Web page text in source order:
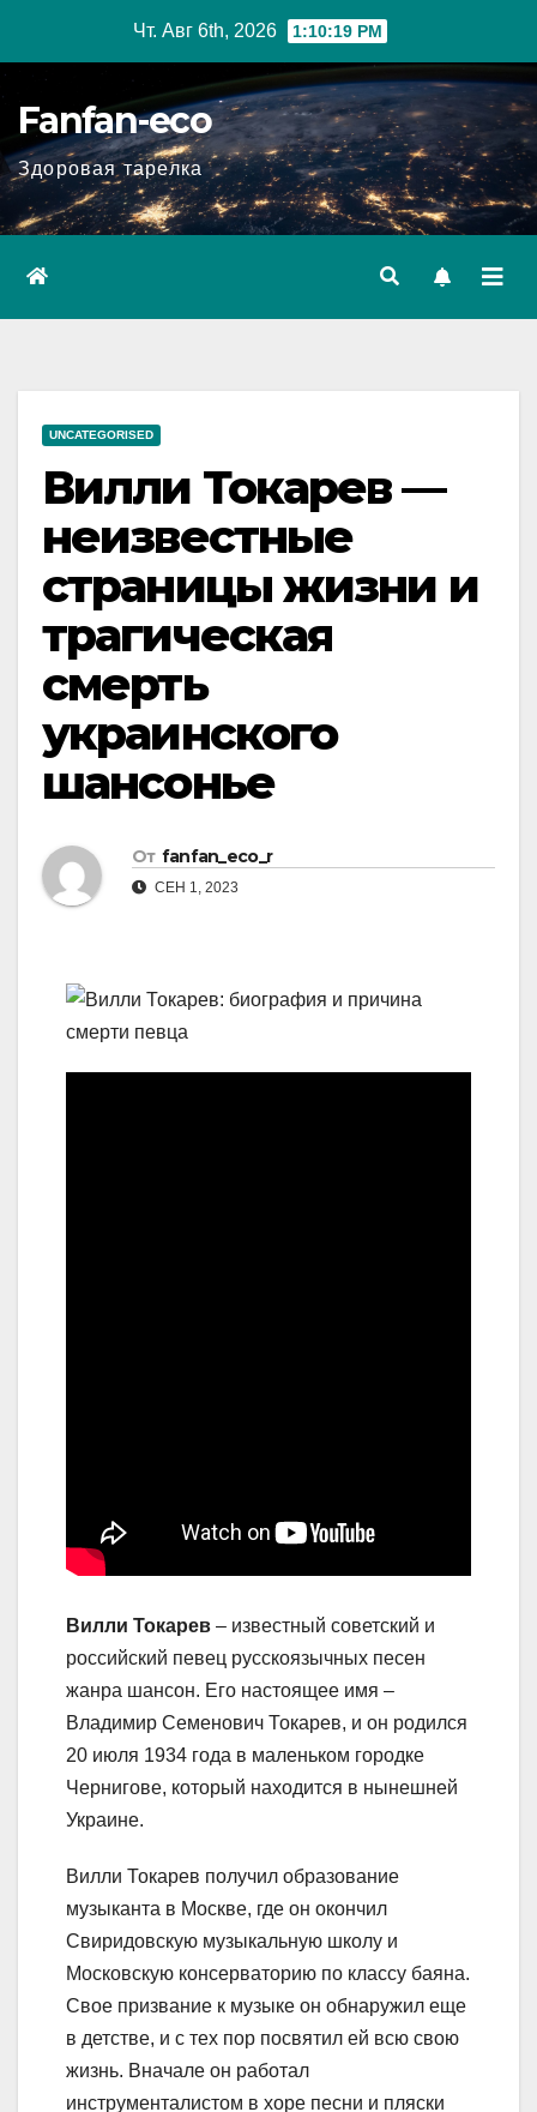
Чт. Авг 6th, 2026 1:10:20 PM
Fanfan-eco
Здоровая тарелка
UNCATEGORISED
Вилли Токарев —
неизвестные
страницы жизни и
трагическая
смерть
украинского
шансонье
От fanfan_eco_r
СЕН 1, 2023
Вилли Токарев – известный советский и
российский певец русскоязычных песен
жанра шансон. Его настоящее имя –
Владимир Семенович Токарев, и он родился
20 июля 1934 года в маленьком городке
Чернигове, который находится в нынешней
Украине.
Вилли Токарев получил образование
музыканта в Москве, где он окончил
Свиридовскую музыкальную школу и
Московскую консерваторию по классу баяна.
Свое призвание к музыке он обнаружил еще
в детстве, и с тех пор посвятил ей всю свою
жизнь. Вначале он работал
инструменталистом в хоре песни и пляски